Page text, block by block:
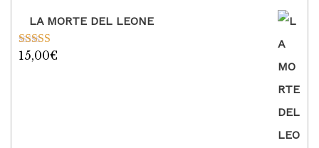
LA MORTE DEL LEONE
Valutato
15,00€